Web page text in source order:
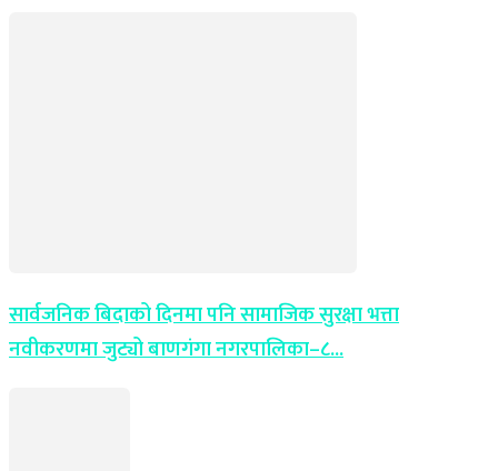
सार्वजनिक बिदाको दिनमा पनि सामाजिक सुरक्षा भत्ता
नवीकरणमा जुट्यो बाणगंगा नगरपालिका–८...